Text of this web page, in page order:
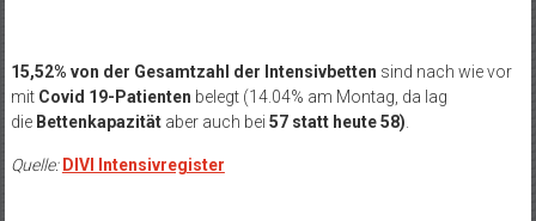
15,52% von der Gesamtzahl der Intensivbetten sind nach wie vor
mitCovid 19-Patienten belegt (14.04% am Montag, da lag
die Bettenkapazität aber auch bei 57 statt heute 58).
Quelle: DIVI Intensivregister